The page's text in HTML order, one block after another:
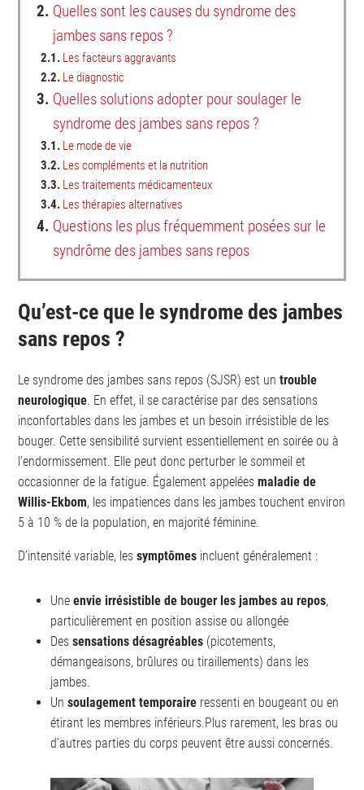
2. Quelles sont les causes du syndrome des
jambes sans repos ?
2.1. Les facteurs aggravants
2.2. Le diagnostic
3. Quelles solutions adopter pour soulager le
syndrome des jambes sans repos ?
3.1. Le mode de vie
3.2. Les compléments et la nutrition
3.3. Les traitements médicamenteux
3.4. Les thérapies alternatives
4. Questions les plus fréquemment posées sur le
syndrôme des jambes sans repos
Qu’est-ce que le syndrome des jambes
sans repos ?
Le syndrome des jambes sans repos (SJSR) est untrouble
neurologique. En effet, il se caractérise par des sensations
inconfortables dans les jambes et un besoin irrésistible de les
bouger. Cette sensibilité survient essentiellement en soirée ou à
l’endormissement. Elle peut donc perturber le sommeil et
occasionner de la fatigue. Également appeléesmaladie de
Willis-Ekbom, les impatiences dans les jambes touchent environ
5 à 10 % de la population, en majorité féminine.
D’intensité variable, lessymptômes incluent généralement :
Uneenvie irrésistible de bouger les jambes au repos,
particulièrement en position assise ou allongée
Dessensations désagréables (picotements,
démangeaisons, brûlures ou tiraillements) dans les
jambes.
Unsoulagement temporaire ressenti en bougeant ou en
étirant les membres inférieurs.Plus rarement, les bras ou
d’autres parties du corps peuvent être aussi concernés.